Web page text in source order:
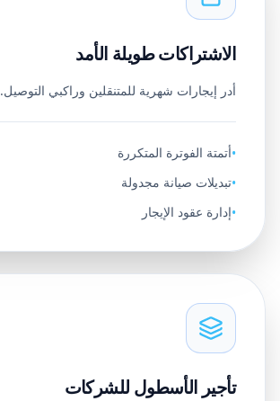
الاشتراكات طويلة الأمد
أدر إيجارات شهرية للمتنقلين وراكبي التوصيل.
•أتمتة الفوترة المتكررة
•تبديلات صيانة مجدولة
•إدارة عقود الإيجار
تأجير الأسطول للشركات